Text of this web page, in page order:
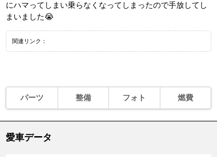
にハマってしまい乗らなくなってしまったので手放してし
まいました😭
関連リンク：
パーツ 整備 フォト 燃費
愛車データ